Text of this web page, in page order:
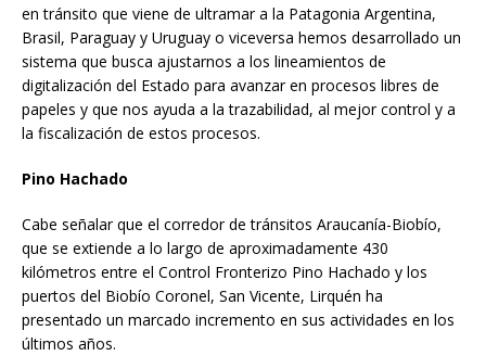
en tránsito que viene de ultramar a la Patagonia Argentina,
Brasil, Paraguay y Uruguay o viceversa hemos desarrollado un
sistema que busca ajustarnos a los lineamientos de
digitalización del Estado para avanzar en procesos libres de
papeles y que nos ayuda a la trazabilidad, al mejor control y a
la fiscalización de estos procesos.
Pino Hachado
Cabe señalar que el corredor de tránsitos Araucanía-Biobío,
que se extiende a lo largo de aproximadamente 430
kilómetros entre el Control Fronterizo Pino Hachado y los
puertos del Biobío Coronel, San Vicente, Lirquén ha
presentado un marcado incremento en sus actividades en los
últimos años.